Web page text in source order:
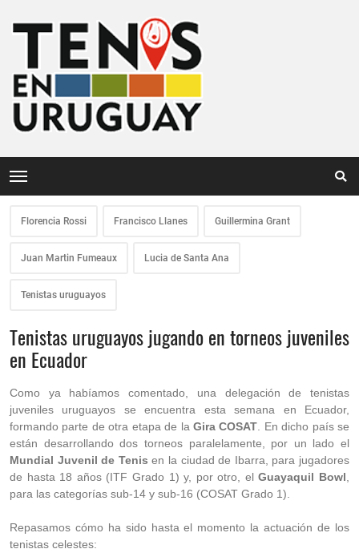
Florencia Rossi Francisco Llanes Guillermina Grant
Juan Martin Fumeaux Lucia de Santa Ana
Tenistas uruguayos
Tenistas uruguayos jugando en torneos juveniles
en Ecuador
Como ya habíamos comentado, una delegación de tenistas
juveniles uruguayos se encuentra esta semana en Ecuador,
formando parte de otra etapa de la Gira COSAT . En dicho país se
están desarrollando dos torneos paralelamente, por un lado el
Mundial Juvenil de Tenis en la ciudad de Ibarra, para jugadores
de hasta 18 años (ITF Grado 1) y, por otro, elGuayaquil Bowl
para las categorías sub-14 y sub-16 (COSAT Grado 1).
Repasamos cómo ha sido hasta el momento la actuación de los
tenistas celestes: